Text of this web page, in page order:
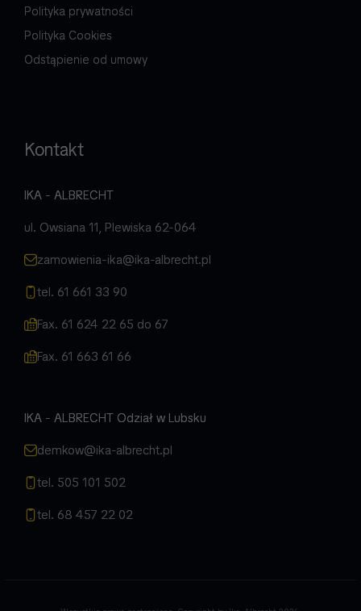
Polityka prywatności
Polityka Cookies
Odstąpienie od umowy
Kontakt
IKA - ALBRECHT
ul. Owsiana 11, Plewiska 62-064
zamowienia-ika@ika-albrecht.pl
tel. 61 661 33 90
Fax. 61 624 22 65 do 67
Fax. 61 663 61 66
IKA - ALBRECHT Odział w Lubsku
demkow@ika-albrecht.pl
tel. 505 101 502
tel. 68 457 22 02